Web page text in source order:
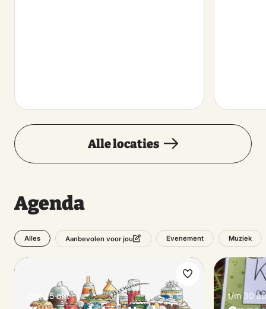
Alle locaties
Agenda
Alles Aanbevolen voor jou Evenement Muziek
t/m 25 okt
Maak
favoriet
t/m 30